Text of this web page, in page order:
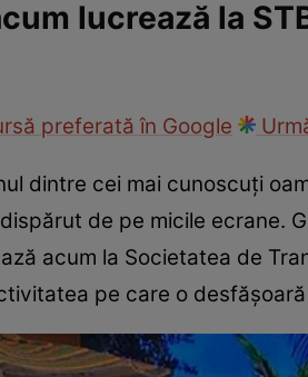
lucrează la
preferată în Google
dintre cei mai cunoscuți
de pe micile ecrane.
acum la Societatea de
pe care o